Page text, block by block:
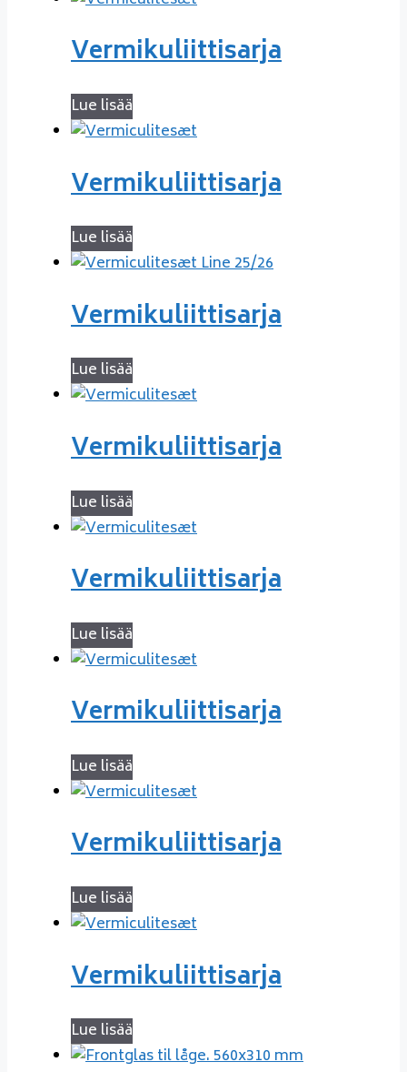
Vermikuliittisarja
Lue lisää
Vermikuliittisarja
Lue lisää
Vermikuliittisarja
Lue lisää
Vermikuliittisarja
Lue lisää
Vermikuliittisarja
Lue lisää
Vermikuliittisarja
Lue lisää
Vermikuliittisarja
Lue lisää
Vermikuliittisarja
Lue lisää